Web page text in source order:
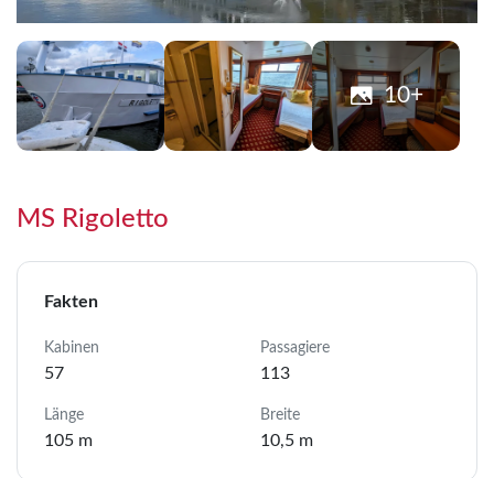
10+
MS Rigoletto
Fakten
Kabinen
57
Passagiere
113
Länge
105 m
Breite
10,5 m